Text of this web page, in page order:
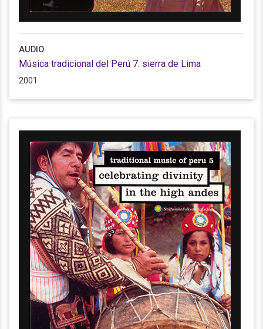
AUDIO
Música tradicional del Perú 7: sierra de Lima
2001